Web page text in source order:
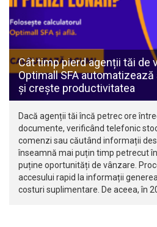
Cât timp pierd agenții tăi de
Optimall SFA
și crește productivitatea
Dacă agenții tăi încă petrec ore
documente, verificând telefonic
comenzi sau căutând informații
înseamnă mai puțin timp petrecut
puține oportunități de vânzare.
accesului rapid la informații
costuri suplimentare. De aceea, în